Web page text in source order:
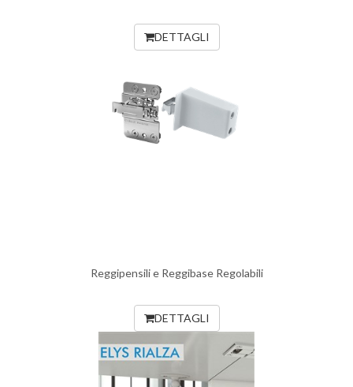
DETTAGLI
Reggipensili e Reggibase Regolabili
DETTAGLI